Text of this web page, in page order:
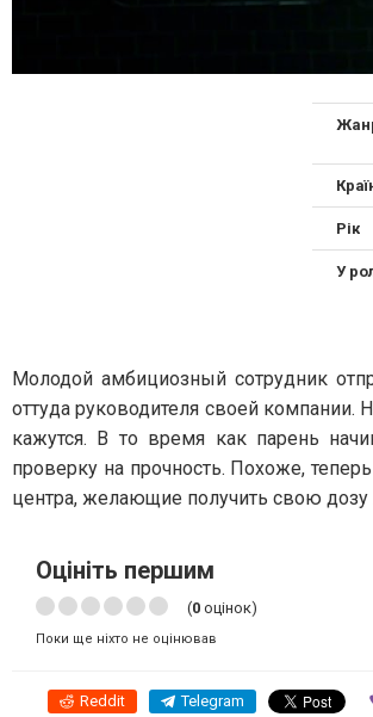
Рік
У
Молодой амбициозный сотрудник
оттуда руководителя своей
кажутся. В то время как парень
проверку на прочность. Похоже,
центра, желающие получить свою дозу
Оцініть першим
(0 оцінок)
Поки ще ніхто не оцінював
Reddit Telegram